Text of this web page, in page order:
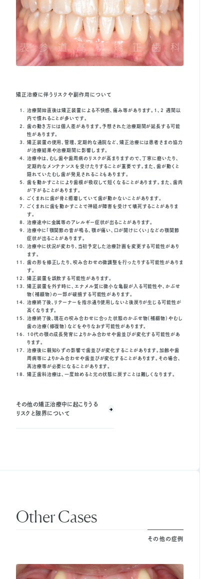
矯正治療に伴うリスクや副作用について
治療開始直後は矯正装置による不快感、痛み等があります。1、2 週間以
内で慣れることが多いです。
歯の動き方には個人差があります。予想された治療期間が延長する可能
性があります。
矯正装置の使用、管理、定期的な通院など、矯正治療には患者さまの協力
が治療結果や治療期間に影響します。
治療中は、むし歯や歯周病のリスクが高まりますので、丁寧に磨いたり、
定期的なメンテナンスを受けたりすることが重要です。また、歯が動くと
隠れていたむし歯が発見されることもあります。
歯を動かすことにより歯根が吸収して短くなることがあります。また、歯肉
が下がることがあります。
ごくまれに歯が骨と癒着していて歯が動かないことがあります。
ごくまれに歯を動かすことで神経が障害を受けて壊死することがありま
す。
治療途中に金属等のアレルギー症状が出ることがあります。
治療中に「顎関節の音が鳴る、顎が痛い、口が開けにくい」などの顎関節
症状が出ることがあります。
治療中に状況が変わり、当初予定した治療計画を変更する可能性があり
ます。
歯の形を修正したり、咬み合わせの微調整を行ったりする可能性がありま
す。
矯正装置を誤飲する可能性があります。
矯正装置を外す時に、エナメル質に微小な亀裂が入る可能性や、かぶせ
物（補綴物）の一部が破損する可能性があります。
治療終了後、リテーナーを指示通り使用しないと後戻りが生じる可能性が
高くなります。
治療終了後、現在の咬み合わせに合った状態のかぶせ物（補綴物）やむし
歯の治療（修復物）などをやりなおす可能性があります。
10代の顎の成長発育によりかみ合わせや歯並びが変化する可能性があ
ります。
治療後に親知らずの影響で歯並びが変化することがあります。加齢や歯
周病等によりかみ合わせや歯並びが変化することがあります。その場合、
再治療等が必要になることがあります。
矯正歯科治療は、一度始めると元の状態に戻すことは難しくなります。
その他の矯正治療中に起こりうる
リスクと限界について
Other Cases
その他の症例